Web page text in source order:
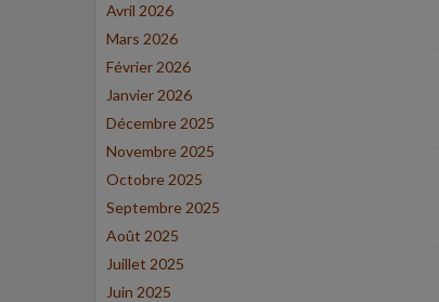
Avril 2026
Mars 2026
Février 2026
Janvier 2026
Décembre 2025
Novembre 2025
Octobre 2025
Septembre 2025
Août 2025
Juillet 2025
Juin 2025